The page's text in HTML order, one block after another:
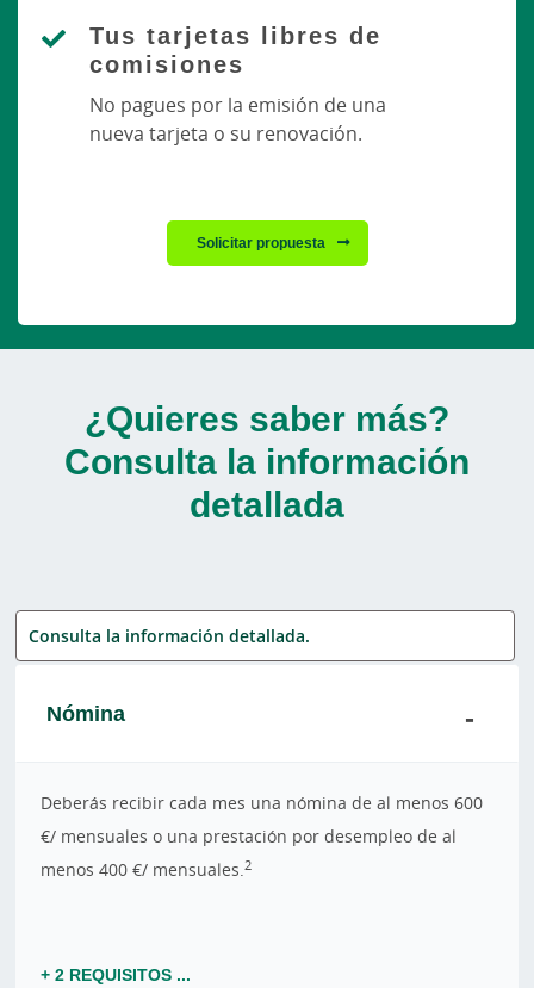
Tus tarjetas libres de
comisiones
No pagues por la emisión de una
nueva tarjeta o su renovación.
Solicitar propuesta
¿Quieres saber más?
Consulta la información
detallada
Consulta la información detallada.
Nómina
Deberás recibir cada mes una nómina de al menos 600
€/ mensuales o una prestación por desempleo de al
menos 400 €/ mensuales.2
+ 2 REQUISITOS ...